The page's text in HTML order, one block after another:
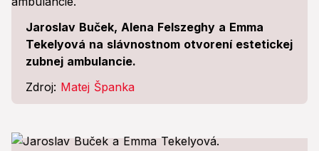
Jaroslav Buček, Alena Felszeghy a Emma
Tekelyová na slávnostnom otvorení estetickej
zubnej ambulancie.
Zdroj: Matej Španka